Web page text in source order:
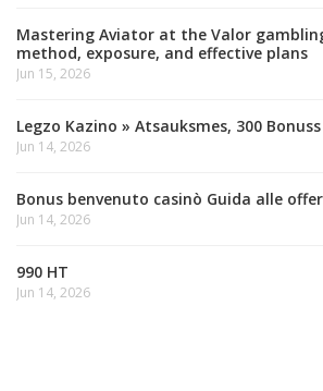
Mastering Aviator at the Valor
method, exposure, and effective plans
Jun 15, 2026
Legzo Kazino » Atsauksmes, 300 Bonuss
Jun 14, 2026
Bonus benvenuto casinò Guida alle
Jun 14, 2026
990 HT
Jun 14, 2026